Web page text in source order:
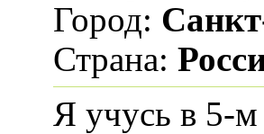
Город:
Страна:
Я учусь в 5-м